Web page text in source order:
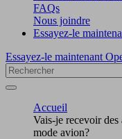
FAQs
Nous joindre
Essayez-le
Essayez-le maintenant
Accueil
Vais-je recevoir des
mode avion?